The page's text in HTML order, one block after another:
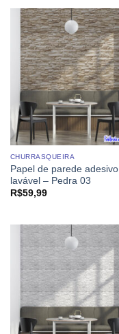
CHURRASQUEIRA
Papel de parede adesivo
lavável – Pedra 03
R$59,99